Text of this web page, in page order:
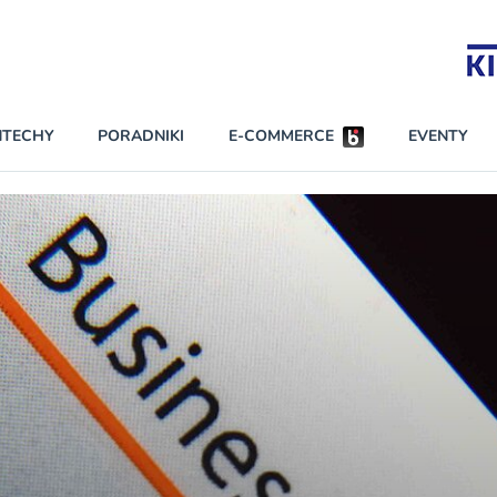
BEZPIECZEŃSTWO
INNI NAPISALI
KONTA
PRAWO
RAPORTY SPECJALNE
NAJCZĘŚCIEJ CZYTANE
PORADNIKI E-COMMERCE EVENTY